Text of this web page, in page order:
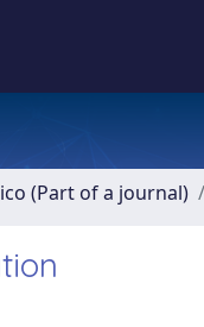
(Part of a journal)